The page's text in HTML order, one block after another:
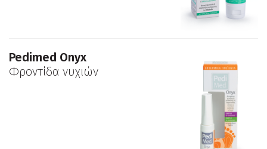
Pedimed Onyx
Φροντίδα νυχιών